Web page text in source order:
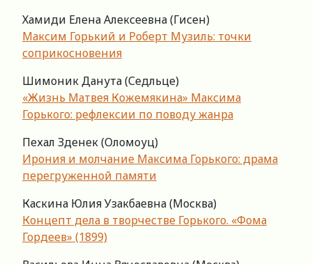
Хамиди Елена Алексеевна (Гисен)
Максим Горький и Роберт Музиль: точки
соприкосновения
Шимоник Данута (Седльце)
«Жизнь Матвея Кожемякина» Максима
Горького: рефлексии по поводу жанра
Пехал Зденек (Оломоуц)
Ирония и молчание Максима Горького: драма
перегруженной памяти
Каскина Юлия Узакбаевна (Москва)
Концепт дела в творчестве Горького. «Фома
Гордеев» (1899)